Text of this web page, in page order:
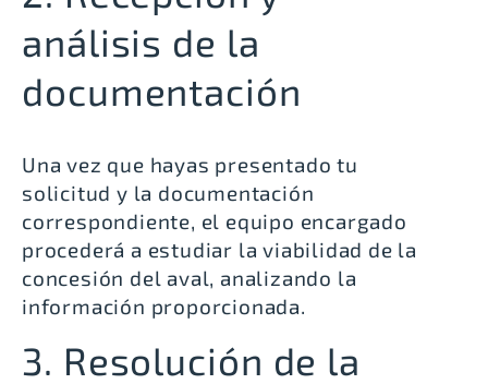
análisis de la
documentación
Una vez que hayas presentado tu
solicitud y la documentación
correspondiente, el equipo encargado
procederá a estudiar la viabilidad de la
concesión del aval, analizando la
información proporcionada.
3. Resolución de la